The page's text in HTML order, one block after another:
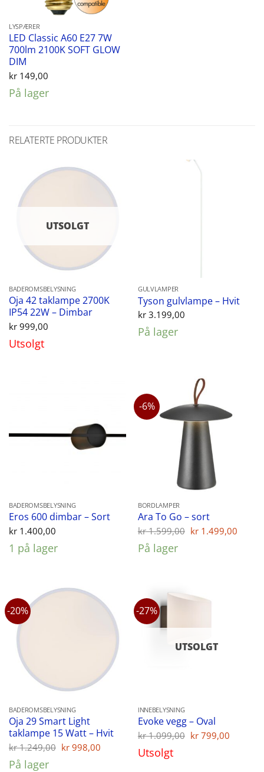
LYSPÆRER
LED Classic A60 E27 7W
700lm 2100K SOFT GLOW
DIM
kr149,00
På lager
RELATERTE PRODUKTER
UTSOLGT
BADEROMSBELYSNING
Oja 42 taklampe 2700K
IP54 22W – Dimbar
kr999,00
Utsolgt
GULVLAMPER
Tyson gulvlampe – Hvit
kr3.199,00
På lager
BADEROMSBELYSNING
Eros 600 dimbar – Sort
kr1.400,00
1 på lager
-6%
BORDLAMPER
Ara To Go – sort
kr1.599,00 Opprinnelig
kr 1.499,00
På lager
-20%
BADEROMSBELYSNING
Oja 29 Smart Light
taklampe 15 Watt – Hvit
kr1.249,00 Opprinnelig
kr 998,00 Nåværende
På lager
-27%
UTSOLGT
INNEBELYSNING
Evoke vegg – Oval
kr1.099,00 Opprinnelig
kr 799,00
Utsolgt